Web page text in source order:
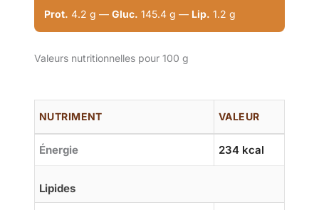
Prot. 4.2 g — Gluc. 145.4 g — Lip. 1.2 g
Valeurs nutritionnelles pour 100 g
NUTRIMENT VALEUR
Énergie 234 kcal
Lipides